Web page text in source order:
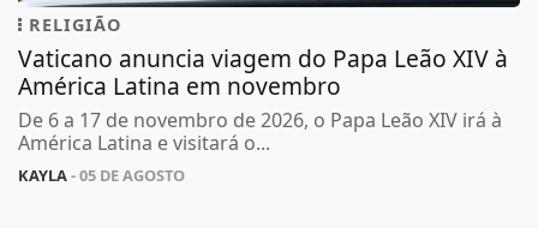
RELIGIÃO
Vaticano anuncia viagem do Papa Leão XIV à
América Latina em novembro
De 6 a 17 de novembro de 2026, o Papa Leão XIV irá à
América Latina e visitará o...
KAYLA- 05 DE AGOSTO